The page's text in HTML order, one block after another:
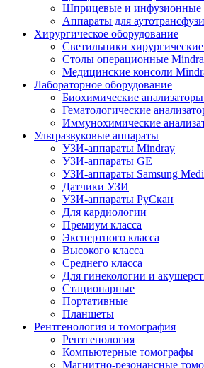
Шприцевые и
Аппараты для
Хирургическое оборудование
Светильники
Столы операционные
Медицинские консоли
Лабораторное оборудование
Биохимические
Гематологические
Иммунохимические
Ультразвуковые аппараты
УЗИ-аппараты Mindray
УЗИ-аппараты GE
УЗИ-аппараты Samsung
Датчики УЗИ
УЗИ-аппараты РуСкан
Для кардиологии
Премиум класса
Экспертного класса
Высокого класса
Среднего класса
Для гинекологии и
Стационарные
Портативные
Планшеты
Рентгенология и томография
Рентгенология
Компьютерные томографы
Магнитно-резонансные